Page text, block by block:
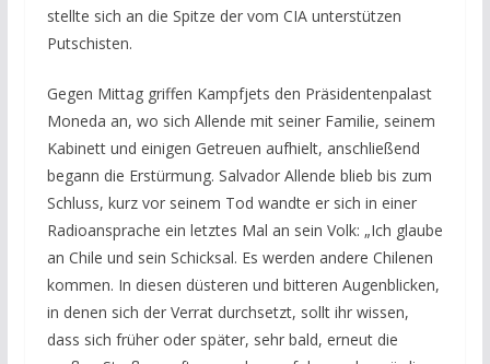
stellte sich an die Spitze der vom CIA unterstützen
Putschisten.
Gegen Mittag griffen Kampfjets den Präsidentenpalast
Moneda an, wo sich Allende mit seiner Familie, seinem
Kabinett und einigen Getreuen aufhielt, anschließend
begann die Erstürmung. Salvador Allende blieb bis zum
Schluss, kurz vor seinem Tod wandte er sich in einer
Radioansprache ein letztes Mal an sein Volk: „Ich glaube
an Chile und sein Schicksal. Es werden andere Chilenen
kommen. In diesen düsteren und bitteren Augenblicken,
in denen sich der Verrat durchsetzt, sollt ihr wissen,
dass sich früher oder später, sehr bald, erneut die